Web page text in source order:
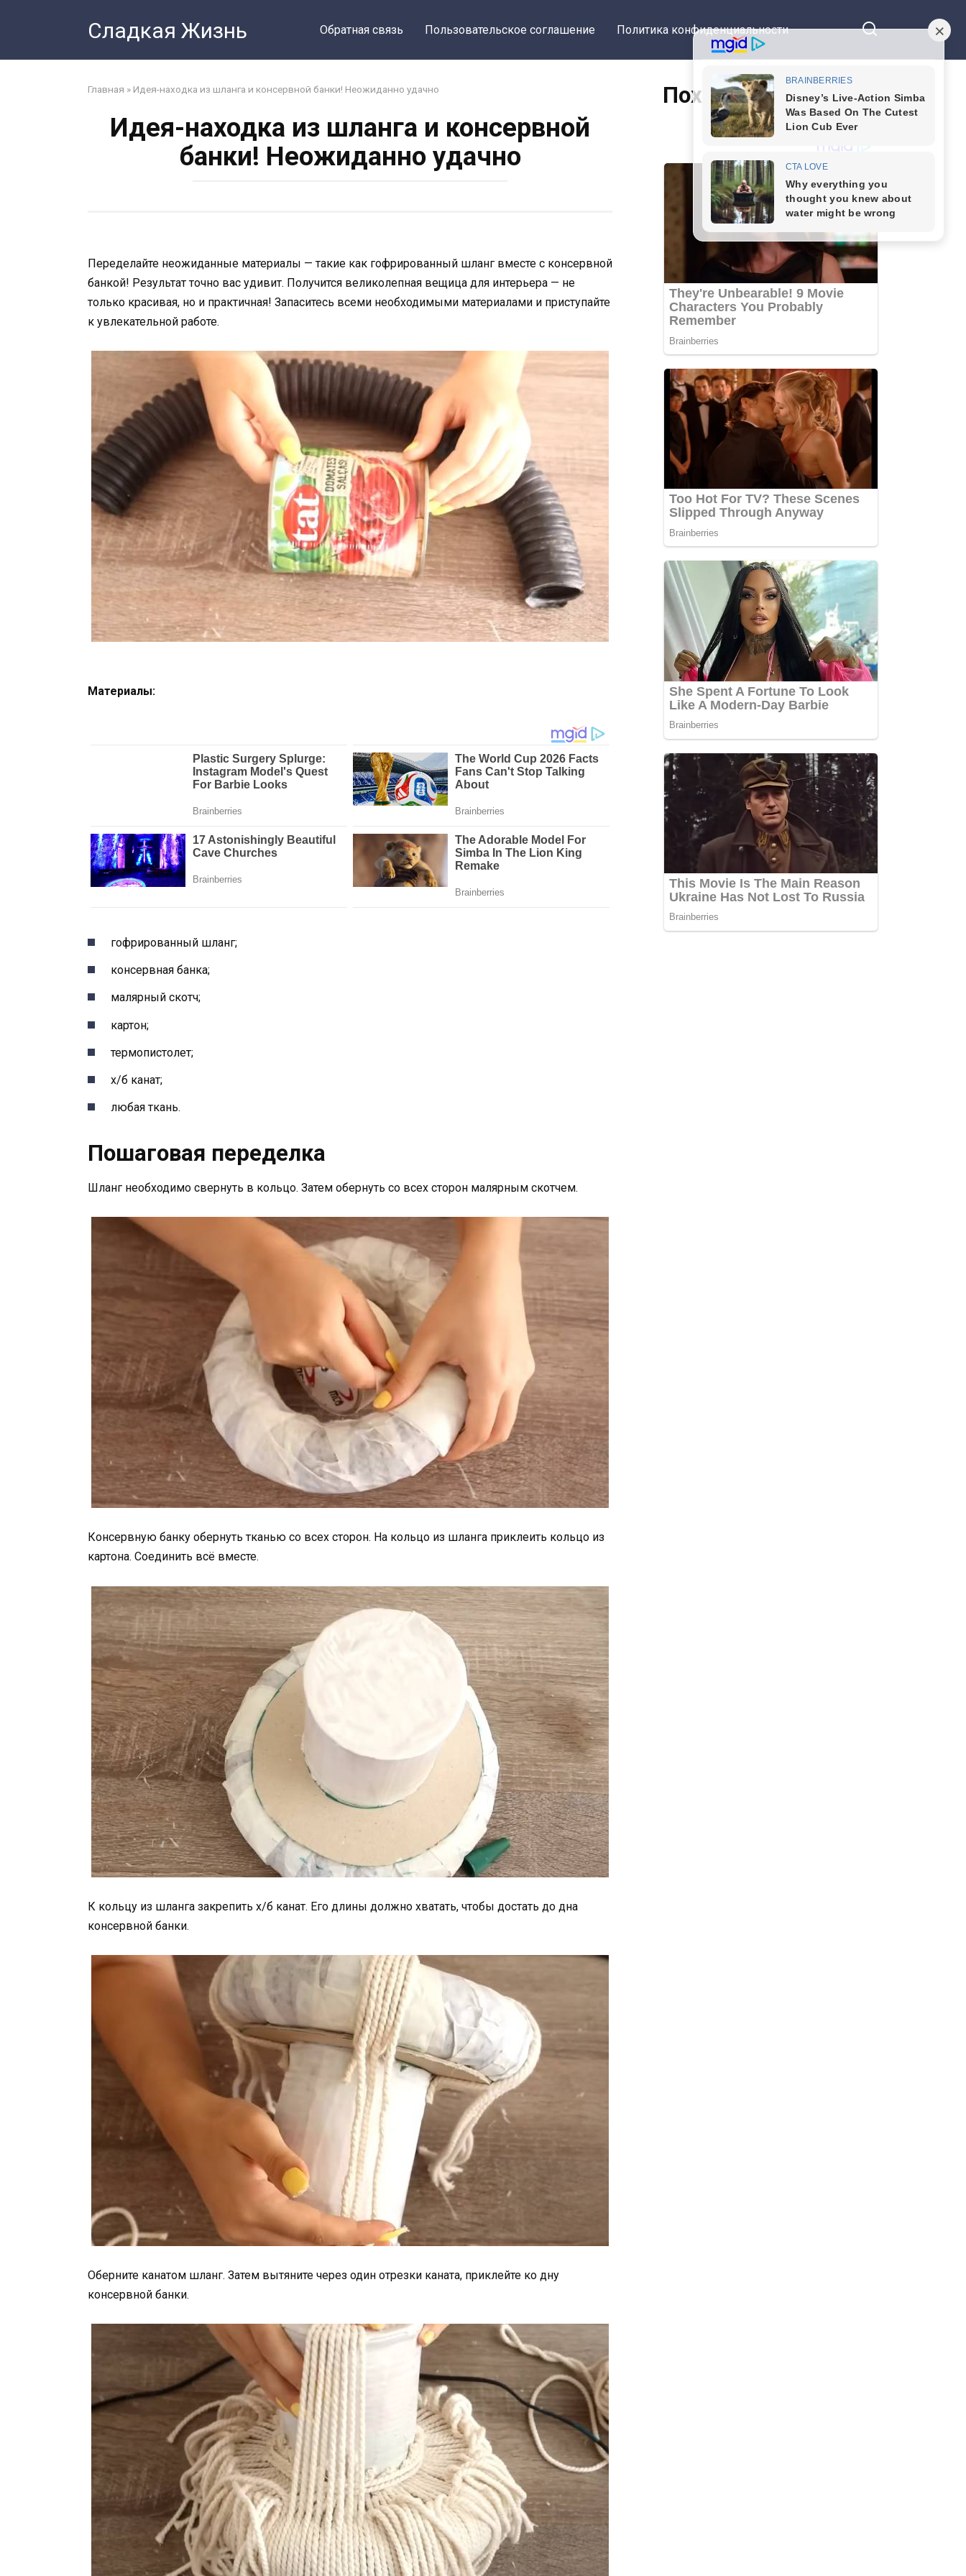
Сладкая Жизнь Обратная связь Пользовательское соглашение Политика конфиденциальности
Главная » Идея-находка из шланга и консервной банки! Неожиданно удачно
Идея-находка из шланга и консервной
банки! Неожиданно удачно
Переделайте неожиданные материалы — такие как гофрированный шланг вместе с консервной
банкой! Результат точно вас удивит. Получится великолепная вещица для интерьера — не
только красивая, но и практичная! Запаситесь всеми необходимыми материалами и приступайте
к увлекательной работе.
Материалы:
гофрированный шланг;
консервная банка;
малярный скотч;
картон;
термопистолет;
х/б канат;
любая ткань.
Пошаговая переделка
Шланг необходимо свернуть в кольцо. Затем обернуть со всех сторон малярным скотчем.
Консервную банку обернуть тканью со всех сторон. На кольцо из шланга приклеить кольцо из
картона. Соединить всё вместе.
К кольцу из шланга закрепить х/б канат. Его длины должно хватать, чтобы достать до дна
консервной банки.
Оберните канатом шланг. Затем вытяните через один отрезки каната, приклейте ко дну
консервной банки.
Похожие статьи